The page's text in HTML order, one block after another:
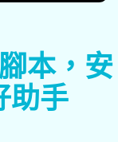
本，安
助手